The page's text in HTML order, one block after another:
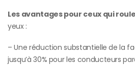
Les avantages pour ceux qui
yeux :
– Une réduction substantielle de la
jusqu’à 30% pour les conducteurs